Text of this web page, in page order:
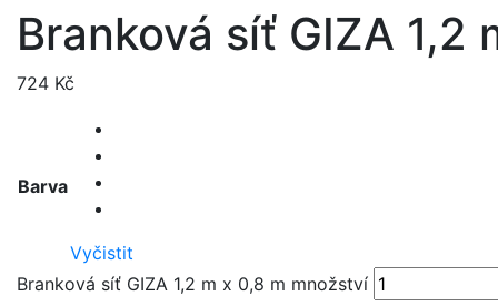
Branková síť GIZA 1,2
724 Kč
Barva
Vyčistit
Branková síť GIZA 1,2 m x 0,8 m množství